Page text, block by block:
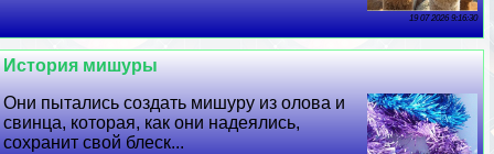
19 07 2026 9:16:30
История мишуры
Они пытались создать мишуру из олова и
свинца, которая, как они надеялись,
сохранит свой блеск...